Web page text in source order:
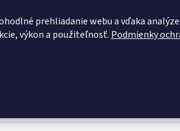
prehliadanie webu a vďaka analýze
výkon a použiteľnosť. Podmienky